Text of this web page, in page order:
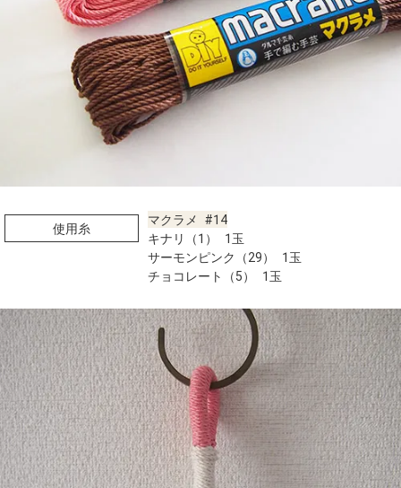
使用糸
マクラメ #14
キナリ（1） 1玉
サーモンピンク（29） 1玉
チョコレート（5） 1玉